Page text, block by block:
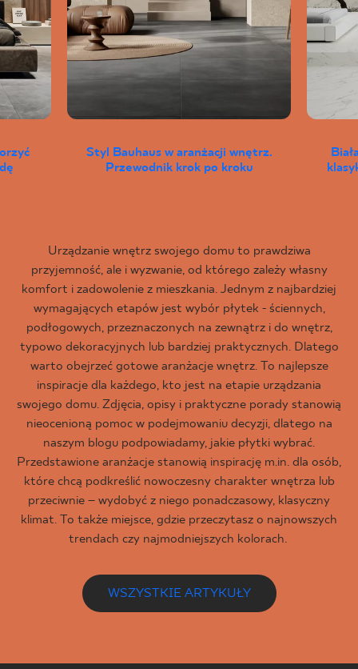
Styl Bauhaus w aranżacji wnętrz.
Przewodnik krok po kroku
Urządzanie wnętrz swojego domu to prawdziwa
przyjemność, ale i wyzwanie, od którego zależy własny
komfort i zadowolenie z mieszkania. Jednym z najbardziej
wymagających etapów jest wybór płytek - ściennych,
podłogowych, przeznaczonych na zewnątrz i do wnętrz,
typowo dekoracyjnych lub bardziej praktycznych. Dlatego
warto obejrzeć gotowe aranżacje wnętrz. To najlepsze
inspiracje dla każdego, kto jest na etapie urządzania
swojego domu. Zdjęcia, opisy i praktyczne porady stanowią
nieocenioną pomoc w podejmowaniu decyzji, dlatego na
naszym blogu podpowiadamy, jakie płytki wybrać.
Przedstawione aranżacje stanowią inspirację m.in. dla osób,
które chcą podkreślić nowoczesny charakter wnętrza lub
przeciwnie – wydobyć z niego ponadczasowy, klasyczny
klimat. To także miejsce, gdzie przeczytasz o najnowszych
trendach czy najmodniejszych kolorach.
WSZYSTKIE ARTYKUŁY